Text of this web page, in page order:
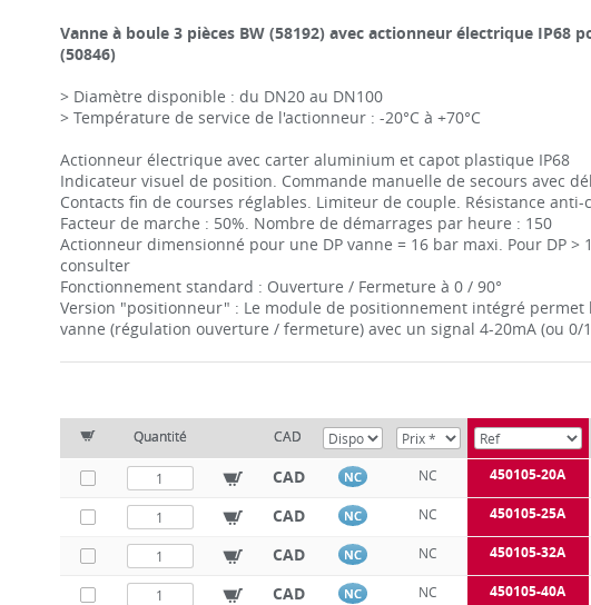
Vanne à boule 3 pièces BW (58192) avec actionneur électrique IP68
(50846)
> Diamètre disponible : du DN20 au DN100
> Température de service de l'actionneur : -20°C à +70°C
Actionneur électrique avec carter aluminium et capot plastique IP68
Indicateur visuel de position. Commande manuelle de secours avec
Contacts fin de courses réglables. Limiteur de couple. Résistance anti-
Facteur de marche : 50%. Nombre de démarrages par heure : 150
Actionneur dimensionné pour une DP vanne = 16 bar maxi. Pour DP >
consulter
Fonctionnement standard : Ouverture / Fermeture à 0 / 90°
Version "positionneur" : Le module de positionnement intégré permet
vanne (régulation ouverture / fermeture) avec un signal 4-20mA (ou 0/
Quantité CAD
CAD NC NC 450105-20A
CAD NC NC 450105-25A
CAD NC NC 450105-32A
CAD NC NC 450105-40A